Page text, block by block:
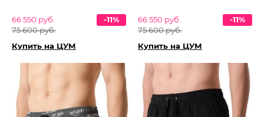
66 550 руб.
75 600 руб.
-11%
Купить на ЦУМ
66 550 руб.
75 600 руб.
-11%
Купить на ЦУМ